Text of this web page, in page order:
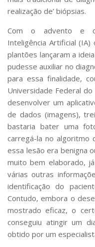
realização de’ biópsias.
Com o advento e
Inteligência Artificial
plantões lançaram a
pudesse auxiliar no
para essa finalidade,
Universidade Federal
desenvolver um
de dados (imagens),
bastaria bater uma
carregá-la no algoritmo
essa lesão era benigna
muito bem elaborado,
várias outras
identificação do
Contudo, embora o
mostrado eficaz, o
conseguiu atingir um
obtido por um